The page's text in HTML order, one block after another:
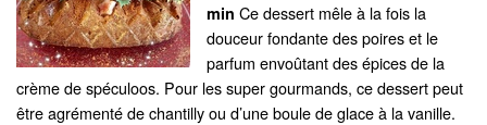
min Ce dessert mêle à la fois la
douceur fondante des poires et le
parfum envoûtant des épices de la
crème de spéculoos. Pour les super gourmands, ce dessert peut
être agrémenté de chantilly ou d’une boule de glace à la vanille.